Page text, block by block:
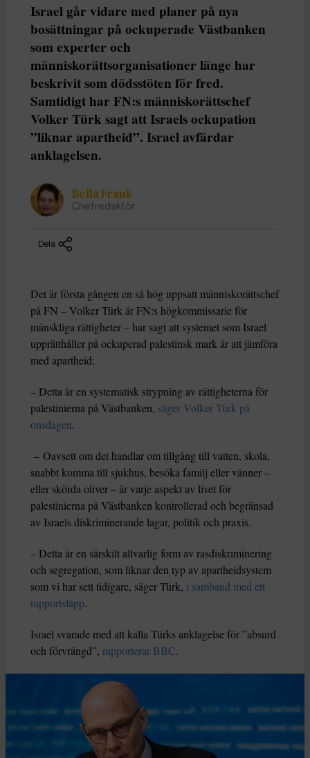
Israel går vidare med planer på nya
bosättningar på ockuperade Västbanken
som experter och
människorättsorganisationer länge har
beskrivit som dödsstöten för fred.
Samtidigt har FN:s människorättschef
Volker Türk sagt att Israels ockupation
”liknar apartheid”. Israel avfärdar
anklagelsen.
Bella Frank
Chefredaktör
Dela
Det är första gången en så hög uppsatt människorättschef
på FN – Volker Türk är FN:s högkommissarie för
mänskliga rättigheter – har sagt att systemet som Israel
upprätthåller på ockuperad palestinsk mark är att jämföra
med apartheid:
– Detta är en systematisk strypning av rättigheterna för
palestinierna på Västbanken, säger Volker Türk på
onsdagen.
– Oavsett om det handlar om tillgång till vatten, skola,
snabbt komma till sjukhus, besöka familj eller vänner –
eller skörda oliver – är varje aspekt av livet för
palestinierna på Västbanken kontrollerad och begränsad
av Israels diskriminerande lagar, politik och praxis.
– Detta är en särskilt allvarlig form av rasdiskriminering
och segregation, som liknar den typ av apartheidsystem
som vi har sett tidigare, säger Türk, i samband med ett
rapportsläpp.
Israel svarade med att kalla Türks anklagelse för ”absurd
och förvrängd”, rapporterar BBC.